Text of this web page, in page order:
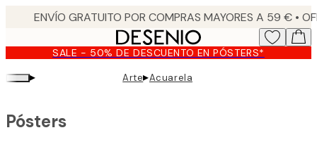
content.SALE - 50% DE DESCUENTO EN PÓSTERS*
▸ Arte▸Acuarela
Pósters